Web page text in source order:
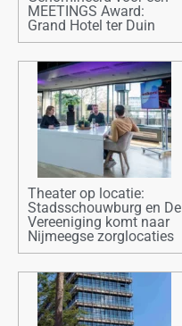
MEETINGS Award:
Grand Hotel ter Duin
Theater op locatie:
Stadsschouwburg en De
Vereeniging komt naar
Nijmeegse zorglocaties